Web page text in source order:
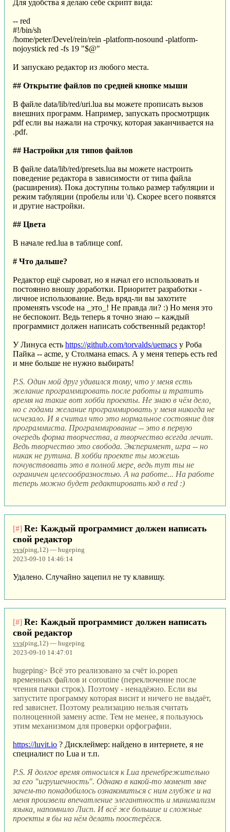
Для удобства я делаю себе скрипт вида:
-- red
#!/bin/sh
/home/peter/Devel/rein/rein -platform-nosound -platform-
nojoystick red -fs 19 "$@"
И запускаю редактор из любого места.
## Открытие файлов по средней кнопке мыши
В файле data/lib/red/uri.lua вы можете прописать вызов
внешних программ. Например, запускать просмотрщик
pdf если вы нажали на строчку, которая заканчивается на
.pdf.
## Настройки для типов файлов
В файле data/lib/red/presets.lua вы можете настроить
поведение редактора в зависимости от типа файла
(расширения). Пока доступны только размер табуляции и
режим табуляции (пробелы или \t). Скорее всего появятся
и другие настройки.
## Цвета
В начале red.lua в таблице conf.
# Что дальше?
Редактор ещё сыроват, но я начал его использовать и
постоянно вношу доработки. Приоритет разработки -
личное использование. Ведь вряд-ли вы захотите
променять vscode на _это_! Не правда ли? :) Но меня это
не беспокоит. Ведь теперь я точно знаю -- каждый
программист должен написать собственный редактор!
У Линуса есть https://github.com/torvalds/uemacs у Роба
Пайка -- acme, у Столмана emacs. А у меня теперь есть red
и мне больше не нужно выбирать!
P.S. Один мой друг удивился тому, что у меня есть
желание программировать после работы и тратить
время на такие вот хобби проекты. Не знаю в чём дело,
но с годами желание программировать у меня никогда не
исчезало. И я считал что это нормальное состояние для
программиста. Программирование -- это в первую
очередь форма творчества, а творчество всегда лечит.
Ведь творчество это свобода. Эксперимент, игра -- но
никак не рутина. В хобби проекте ты можешь
почувствовать это в полной мере, ведь тут ты не
ограничен целесообразностью. А на работе... На работе
теперь можно будет редактировать код в red :)
[#] Re: Каждый программист должен написать
свой редактор
vvs(ping,12) — hugeping
2023-09-10 14:46:14
Удалено. Случайно зацепил не ту клавишу.
[#] Re: Каждый программист должен написать
свой редактор
vvs(ping,12) — hugeping
2023-09-10 14:47:01
hugeping> Всё это реализовано за счёт io.popen
временных файлов и coroutine (переключение после
чтения пачки строк). Поэтому - ненадёжно. Если вы
запустите программу которая висит и ничего не выдаёт,
red зависнет. Поэтому реализацию нельзя считать
полноценной замену acme. Тем не менее, я пользуюсь
этим механизмом для проверки орфографии.
https://luvit.io ? Дисклеймер: найдено в интернете, я не
специалист по Lua и т.п.
P.S. Я долгое время относился к Lua пренебрежительно
за его "игрушечность". Однако в какой-то момент мне
зачем-то понадобилось ознакомиться с ним глубже и на
меня произвели впечатление элегантность и минимализм
языка, напомнило Лисп. И всё же большие и сложные
проекты я бы на нём делать поостерёгся.